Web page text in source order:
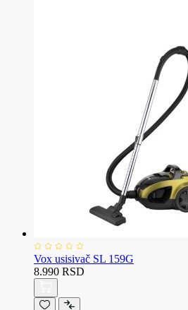
Vox usisivač SL 159G
8.990 RSD